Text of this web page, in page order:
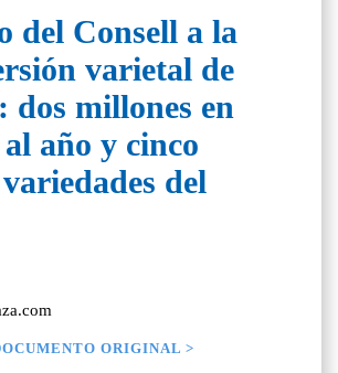
del Consell a la
varietal de
dos millones en
año y cinco
del
ORIGINAL >